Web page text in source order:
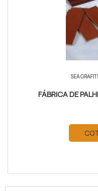
SEA
FÁBRICA DE